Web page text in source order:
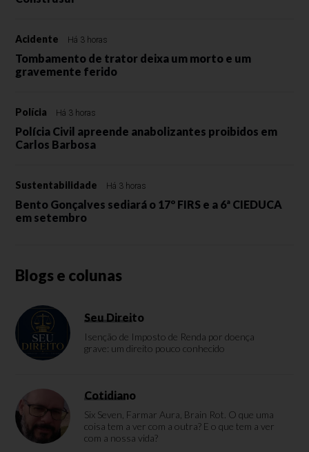
Acidente Há 3 horas
Tombamento de trator deixa um morto e um
gravemente ferido
Polícia Há 3 horas
Polícia Civil apreende anabolizantes proibidos em
Carlos Barbosa
Sustentabilidade Há 3 horas
Bento Gonçalves sediará o 17º FIRS e a 6ª CIEDUCA
em setembro
Blogs e colunas
Seu Direito
Isenção de Imposto de Renda por doença
grave: um direito pouco conhecido
Cotidiano
Six Seven, Farmar Aura, Brain Rot. O que uma
coisa tem a ver com a outra? E o que tem a ver
com a nossa vida?